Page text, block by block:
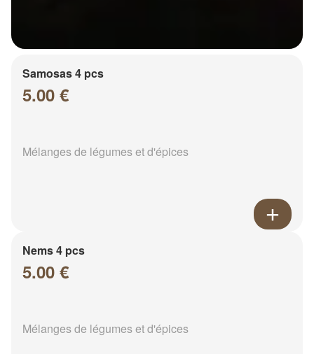
Samosas 4 pcs
5.00 €
Mélanges de légumes et d'épices
Nems 4 pcs
5.00 €
Mélanges de légumes et d'épices